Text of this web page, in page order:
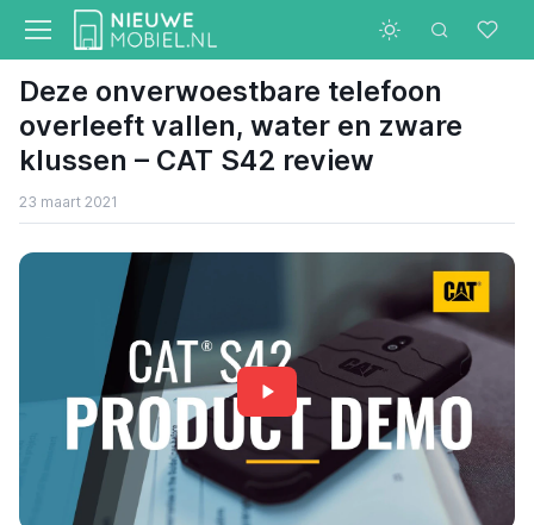
Deze onverwoestbare telefoon
overleeft vallen, water en zware
klussen – CAT S42 review
23 maart 2021